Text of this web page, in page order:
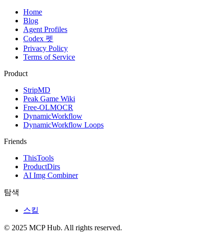
Home
Blog
Agent Profiles
Codex 펫
Privacy Policy
Terms of Service
Product
StripMD
Peak Game Wiki
Free-OLMOCR
DynamicWorkflow
DynamicWorkflow Loops
Friends
ThisTools
ProductDirs
AI Img Combiner
탐색
스킬
© 2025 MCP Hub. All rights reserved.